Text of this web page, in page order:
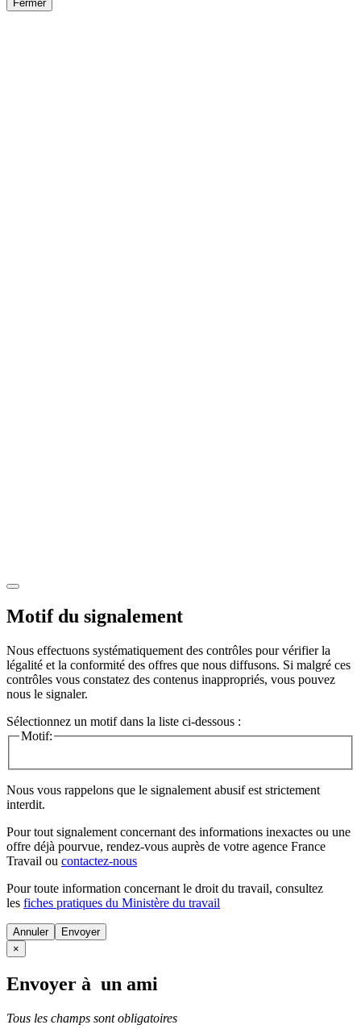
Fermer
Motif du signalement
Nous effectuons systématiquement des contrôles pour vérifier la
légalité et la conformité des offres que nous diffusons. Si malgré ces
contrôles vous constatez des contenus inappropriés, vous pouvez
nous le signaler.
Sélectionnez un motif dans la liste ci-dessous :
Motif:
Nous vous rappelons que le signalement abusif est strictement
interdit.
Pour tout signalement concernant des informations inexactes ou une
offre déjà pourvue, rendez-vous auprès de votre agence France
Travail ou contactez-nous
Pour toute information concernant le droit du travail, consultez
les fiches pratiques du Ministère du travail
Annuler
×
Envoyer à un ami
Tous les champs sont obligatoires